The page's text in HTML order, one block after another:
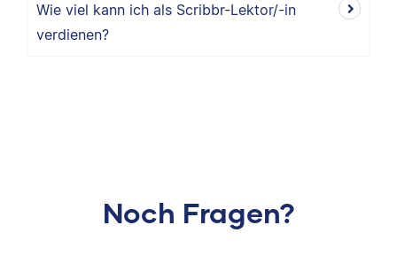
Wie viel kann ich als Scribbr-Lektor/-in
verdienen?
Noch Fragen?